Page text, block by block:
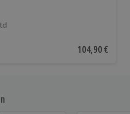
Aktueller Preis
104,90 €